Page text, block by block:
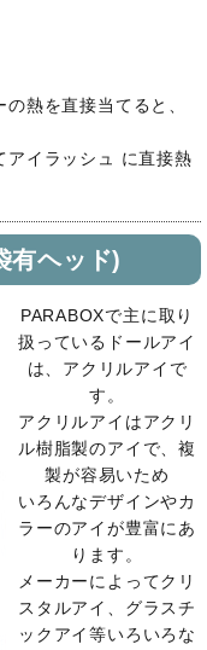
熱を直接当てると、
アイラッシュ に直接熱
有ヘッド)
PARABOXで主に取り
扱っているドールアイ
は、アクリルアイで
す。
アクリルアイはアクリ
ル樹脂製のアイで、複
製が容易いため
いろんなデザインやカ
ラーのアイが豊富にあ
ります。
メーカーによってクリ
スタルアイ、グラスチ
ックアイ等いろいろな